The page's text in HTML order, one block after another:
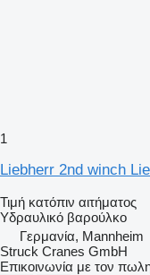
1
Liebherr 2nd winch
Τιμή κατόπιν αιτήματος
Υδραυλικό βαρούλκο
Γερμανία, Mannheim
Struck Cranes GmbH
Επικοινωνία με τον